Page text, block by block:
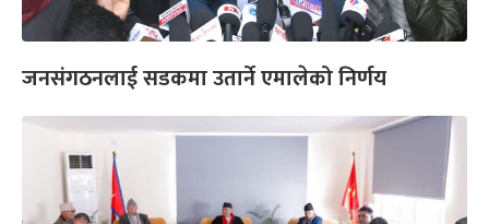
जनसंगठनलाई सडकमा उतार्ने एमालेको निर्णय